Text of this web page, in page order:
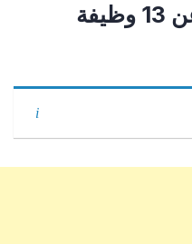
فنادق شيراتون تعلن عن 13 وظيفة